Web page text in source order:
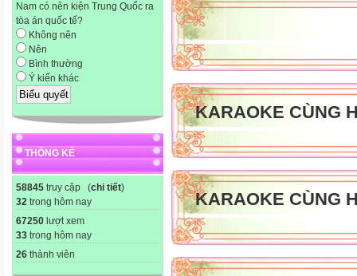
Nam có nên kiện Trung Quốc ra
tòa án quốc tế?
Không nên
Nên
Bình thường
Ý kiến khác
THỐNG KÊ
58845 truy cập (chi tiết)
32 trong hôm nay
67250 lượt xem
33 trong hôm nay
26 thành viên
KARAOKE CÙNG
KARAOKE CÙNG